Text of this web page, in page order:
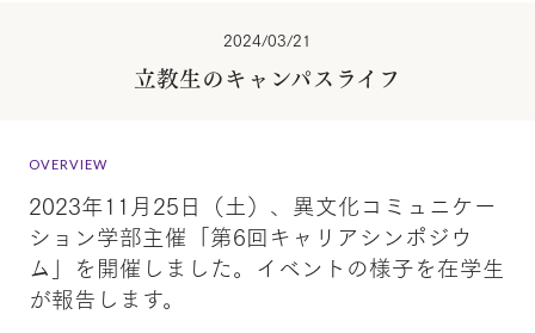
2024/03/21
立教生のキャンパスライフ
OVERVIEW
2023年11月25日（土）、異文化コミュニケー
ション学部主催「第6回キャリアシンポジウ
ム」を開催しました。イベントの様子を在学生
が報告します。